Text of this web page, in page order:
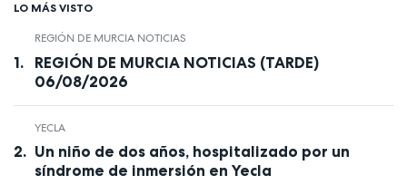
LO MÁS VISTO
REGIÓN DE MURCIA NOTICIAS
REGIÓN DE MURCIA NOTICIAS (TARDE)
06/08/2026
YECLA
Un niño de dos años, hospitalizado por un
síndrome de inmersión en Yecla